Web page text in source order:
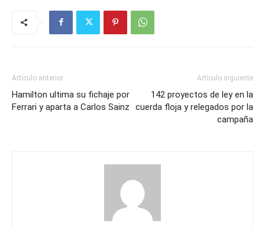
Artículo anterior
Hamilton ultima su fichaje por
Ferrari y aparta a Carlos Sainz
Artículo siguiente
142 proyectos de ley en la
cuerda floja y relegados por la
campaña